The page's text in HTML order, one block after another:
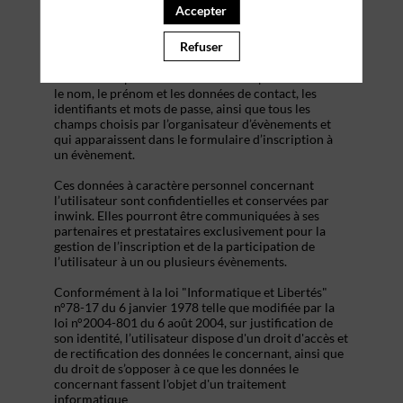
évènement, et de consulter les informations relatives
à l’organisation pratique et logistique d’un
le nom, le prénom et les données de contact, les
identifiants et mots de passe, ainsi que tous les
champs choisis par l’organisateur d’évènements et
qui apparaissent dans le formulaire d’inscription à
un évènement.
Ces données à caractère personnel concernant
l’utilisateur sont confidentielles et conservées par
inwink. Elles pourront être communiquées à ses
partenaires et prestataires exclusivement pour la
gestion de l’inscription et de la participation de
l’utilisateur à un ou plusieurs évènements.
Conformément à la loi "Informatique et Libertés"
n°78-17 du 6 janvier 1978 telle que modifiée par la
loi n°2004-801 du 6 août 2004, sur justification de
son identité, l’utilisateur dispose d'un droit d'accès et
de rectification des données le concernant, ainsi que
du droit de s’opposer à ce que les données le
concernant fassent l'objet d'un traitement
informatique
Accepter
Refuser